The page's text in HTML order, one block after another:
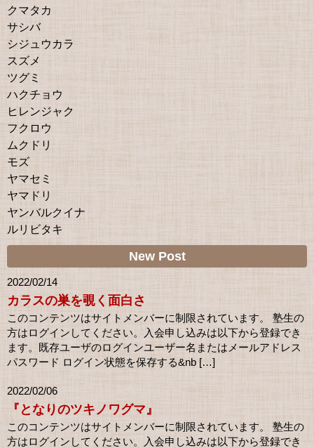
クマタカ
サシバ
シジュウカラ
スズメ
ツグミ
ハクチョウ
ヒレンジャク
フクロウ
ムクドリ
モズ
ヤマセミ
ヤマドリ
ヤンバルクイナ
ルリビタキ
New Post
2022/02/14
カラスの巣を覗く面白さ
このコンテンツはサイトメンバーに制限されています。 塾生の
方はログインしてください。入会申し込みは以下から登録でき
ます。既存ユーザのログインユーザー名またはメールアドレス
パスワード ログイン状態を保存する&nb […]
2022/02/06
『となりのツキノワグマ』
このコンテンツはサイトメンバーに制限されています。 塾生の
方はログインしてください。入会申し込みは以下から登録でき